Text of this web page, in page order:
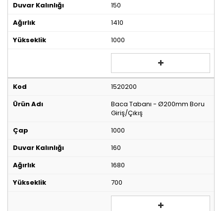
150
1410
1000
1520200
Baca Tabanı - Ø200mm Boru
Giriş/Çıkış
1000
160
1680
700